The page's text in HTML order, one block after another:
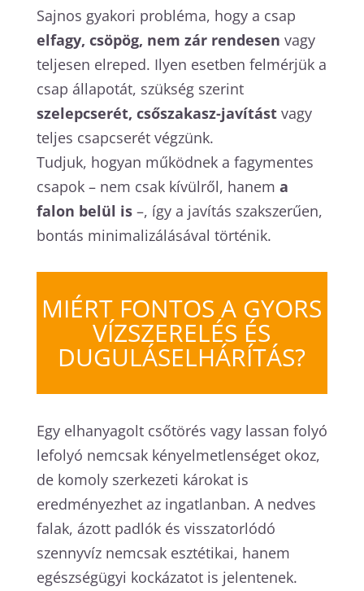
Sajnos gyakori probléma, hogy a csap
elfagy, csöpög, nem zár rendesen vagy
teljesen elreped. Ilyen esetben felmérjük a
csap állapotát, szükség szerint
szelepcserét, csőszakasz-javítástvagy
teljes csapcserét végzünk.
Tudjuk, hogyan működnek a fagymentes
csapok – nem csak kívülről, hanem a
falon belül is–, így a javítás szakszerűen,
bontás minimalizálásával történik.
MIÉRT FONTOS A GYORS
VÍZSZERELÉS ÉS
DUGULÁSELHÁRÍTÁS?
Egy elhanyagolt csőtörés vagy lassan folyó
lefolyó nemcsak kényelmetlenséget okoz,
de komoly szerkezeti károkat is
eredményezhet az ingatlanban. A nedves
falak, ázott padlók és visszatorlódó
szennyvíz nemcsak esztétikai, hanem
egészségügyi kockázatot is jelentenek.